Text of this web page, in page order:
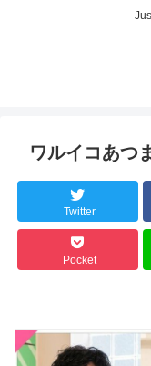
ワルイコあつ
Twitter
Pocket